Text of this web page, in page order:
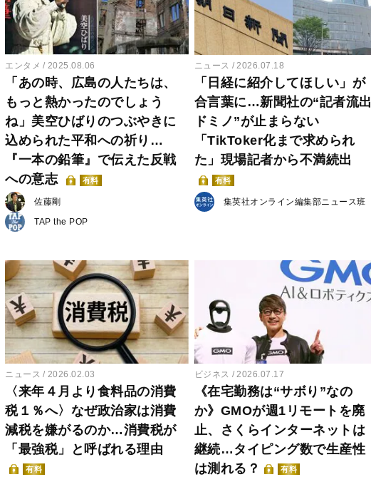
エンタメ 2025.08.06
「あの時、広島の人たちは、
もっと熱かったのでしょう
ね」美空ひばりのつぶやきに
込められた平和への祈り…
『一本の鉛筆』で伝えた反戦
への意志
有料
佐藤剛
TAP the POP
ニュース 2026.07.18
「日経に紹介してほしい」が
合言葉に…新聞社の“記者流出
ドミノ”が止まらない
「TikToker化まで求められ
た」現場記者から不満続出
有料
集英社オンライン編集部ニュース班
ニュース 2026.02.03
〈来年４月より食料品の消費
税１％へ〉なぜ政治家は消費
減税を嫌がるのか…消費税が
「最強税」と呼ばれる理由
有料
ビジネス 2026.07.17
《在宅勤務は“サボり”なの
か》GMOが週1リモートを廃
止、さくらインターネットは
継続…タイピング数で生産性
は測れる？
有料